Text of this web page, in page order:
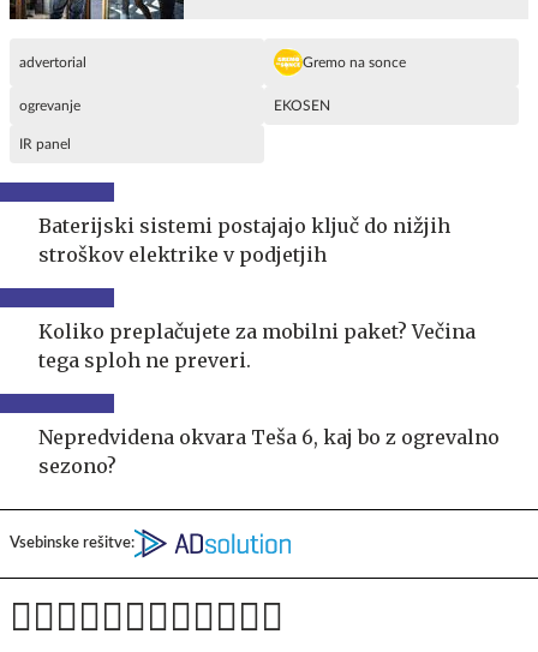
advertorial Gremo na sonce
ogrevanje EKOSEN
IR panel
Baterijski sistemi postajajo ključ do nižjih
stroškov elektrike v podjetjih
Koliko preplačujete za mobilni paket? Večina
tega sploh ne preveri.
Nepredvidena okvara Teša 6, kaj bo z ogrevalno
sezono?
Vsebinske rešitve: